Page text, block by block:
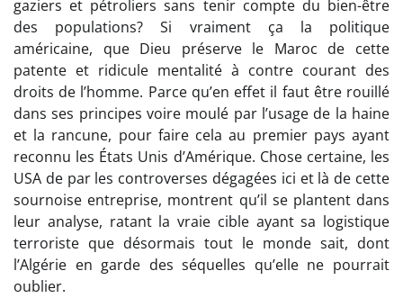
gaziers et pétroliers sans tenir compte du bien-être
des populations? Si vraiment ça la politique
américaine, que Dieu préserve le Maroc de cette
patente et ridicule mentalité à contre courant des
droits de l’homme. Parce qu’en effet il faut être rouillé
dans ses principes voire moulé par l’usage de la haine
et la rancune, pour faire cela au premier pays ayant
reconnu les États Unis d’Amérique. Chose certaine, les
USA de par les controverses dégagées ici et là de cette
sournoise entreprise, montrent qu’il se plantent dans
leur analyse, ratant la vraie cible ayant sa logistique
terroriste que désormais tout le monde sait, dont
l’Algérie en garde des séquelles qu’elle ne pourrait
oublier.